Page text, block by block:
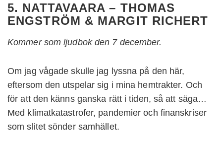
5. NATTAVAARA – THOMAS
ENGSTRÖM & MARGIT RICHERT
Kommer som ljudbok den 7 december.
Om jag vågade skulle jag lyssna på den här,
eftersom den utspelar sig i mina hemtrakter. Och
för att den känns ganska rätt i tiden, så att säga…
Med klimatkatastrofer, pandemier och finanskriser
som slitet sönder samhället.